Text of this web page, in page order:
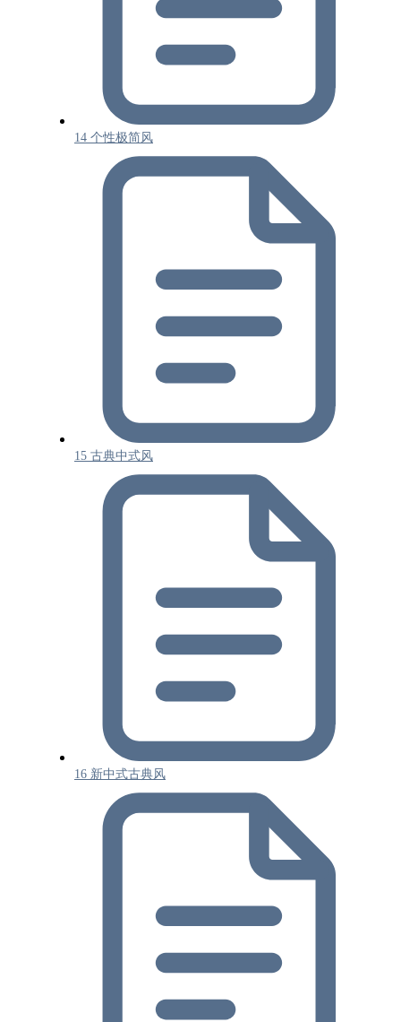
14 个性极简风
15 古典中式风
16 新中式古典风